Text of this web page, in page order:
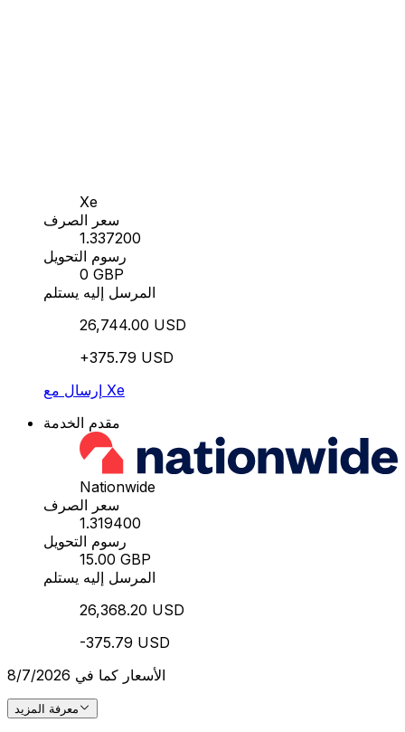
Xe
سعر الصرف
1.337200
رسوم التحويل
0 GBP
المرسل إليه يستلم
26,744.00 USD
+375.79 USD
إرسال مع Xe
مقدم الخدمة
Nationwide
سعر الصرف
1.319400
رسوم التحويل
15.00 GBP
المرسل إليه يستلم
26,368.20 USD
-375.79 USD
الأسعار كما في 8/7/2026
معرفة المزيد